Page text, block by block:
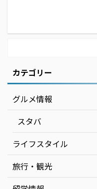
カテゴリー
グルメ情報
スタバ
ライフスタイル
旅行・観光